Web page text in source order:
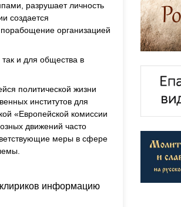
разрушает личность
создается
организацией
так и для общества в
политической жизни
институтов для
«Европейской комиссии
движений часто
меры в сфере
информацию